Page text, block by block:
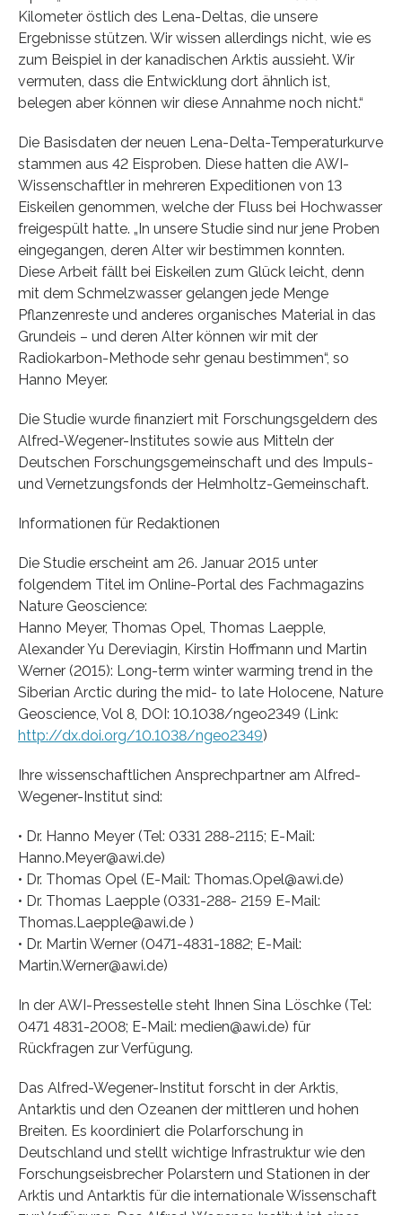
Kilometer östlich des Lena-Deltas, die unsere
Ergebnisse stützen. Wir wissen allerdings nicht, wie es
zum Beispiel in der kanadischen Arktis aussieht. Wir
vermuten, dass die Entwicklung dort ähnlich ist,
belegen aber können wir diese Annahme noch nicht.“
Die Basisdaten der neuen Lena-Delta-Temperaturkurve
stammen aus 42 Eisproben. Diese hatten die AWI-
Wissenschaftler in mehreren Expeditionen von 13
Eiskeilen genommen, welche der Fluss bei Hochwasser
freigespült hatte. „In unsere Studie sind nur jene Proben
eingegangen, deren Alter wir bestimmen konnten.
Diese Arbeit fällt bei Eiskeilen zum Glück leicht, denn
mit dem Schmelzwasser gelangen jede Menge
Pflanzenreste und anderes organisches Material in das
Grundeis – und deren Alter können wir mit der
Radiokarbon-Methode sehr genau bestimmen“, so
Hanno Meyer.
Die Studie wurde finanziert mit Forschungsgeldern des
Alfred-Wegener-Institutes sowie aus Mitteln der
Deutschen Forschungsgemeinschaft und des Impuls-
und Vernetzungsfonds der Helmholtz-Gemeinschaft.
Informationen für Redaktionen
Die Studie erscheint am 26. Januar 2015 unter
folgendem Titel im Online-Portal des Fachmagazins
Nature Geoscience:
Hanno Meyer, Thomas Opel, Thomas Laepple,
Alexander Yu Dereviagin, Kirstin Hoffmann und Martin
Werner (2015): Long-term winter warming trend in the
Siberian Arctic during the mid- to late Holocene, Nature
Geoscience, Vol 8, DOI: 10.1038/ngeo2349 (Link:
http://dx.doi.org/10.1038/ngeo2349)
Ihre wissenschaftlichen Ansprechpartner am Alfred-
Wegener-Institut sind:
• Dr. Hanno Meyer (Tel: 0331 288-2115; E-Mail:
Hanno.Meyer@awi.de)
• Dr. Thomas Opel (E-Mail: Thomas.Opel@awi.de)
• Dr. Thomas Laepple (0331-288- 2159 E-Mail:
Thomas.Laepple@awi.de )
• Dr. Martin Werner (0471-4831-1882; E-Mail:
Martin.Werner@awi.de)
In der AWI-Pressestelle steht Ihnen Sina Löschke (Tel:
0471 4831-2008; E-Mail: medien@awi.de) für
Rückfragen zur Verfügung.
Das Alfred-Wegener-Institut forscht in der Arktis,
Antarktis und den Ozeanen der mittleren und hohen
Breiten. Es koordiniert die Polarforschung in
Deutschland und stellt wichtige Infrastruktur wie den
Forschungseisbrecher Polarstern und Stationen in der
Arktis und Antarktis für die internationale Wissenschaft